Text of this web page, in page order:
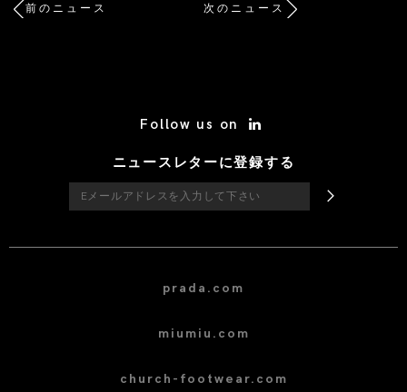
前のニュース 次のニュース
Follow us on
ニュースレターに登録する
prada.com
miumiu.com
church-footwear.com